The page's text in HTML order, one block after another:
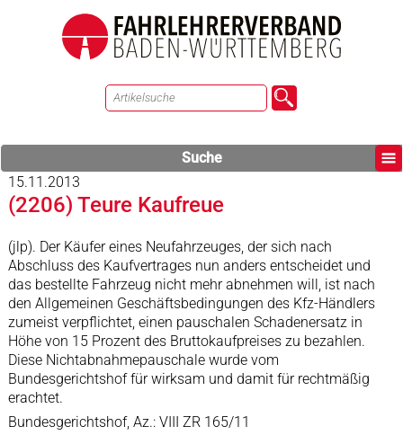
Suche
15.11.2013
(2206) Teure Kaufreue
(jlp). Der Käufer eines Neufahrzeuges, der sich nach
Abschluss des Kaufvertrages nun anders entscheidet und
das bestellte Fahrzeug nicht mehr abnehmen will, ist nach
den Allgemeinen Geschäftsbedingungen des Kfz-Händlers
zumeist verpflichtet, einen pauschalen Schadenersatz in
Höhe von 15 Prozent des Bruttokaufpreises zu bezahlen.
Diese Nichtabnahmepauschale wurde vom
Bundesgerichtshof für wirksam und damit für rechtmäßig
erachtet.
Bundesgerichtshof, Az.: VIII ZR 165/11